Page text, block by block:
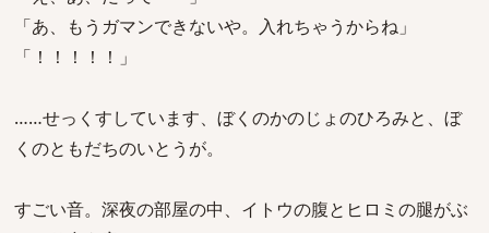
「あ、もうガマンできないや。入れちゃうからね」
「！！！！！」
……せっくすしています、ぼくのかのじょのひろみと、ぼ
くのともだちのいとうが。
すごい音。深夜の部屋の中、イトウの腹とヒロミの腿がぶ